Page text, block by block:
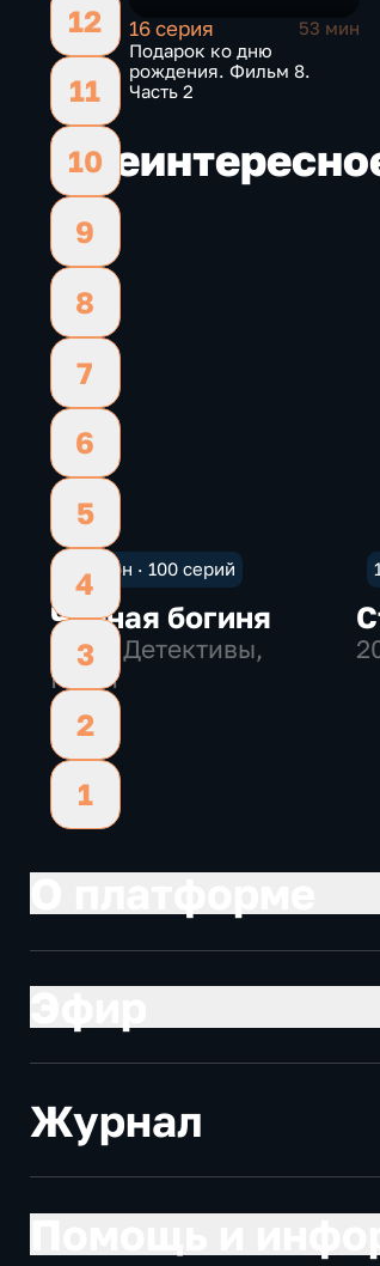
12
11
10
9
8
7
6
5
4
3
2
1
16 серия
53 мин
Подарок ко дню
рождения. Фильм 8.
Часть 2
Еще
1 сезон · 100 серий
Черная богиня
2005
, Детективы,
Мини
Журнал